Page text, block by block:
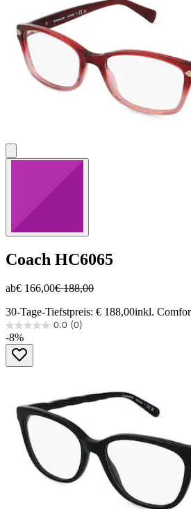
Coach HC6065
ab€ 166,00€ 188,00
30-Tage-Tiefstpreis: € 188,00inkl.
0.0 (0)
0.0
von
Sternen.
-8%